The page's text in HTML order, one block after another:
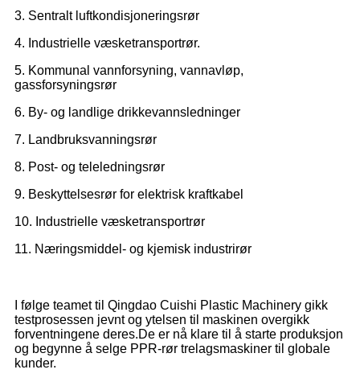
3. Sentralt luftkondisjoneringsrør
4. Industrielle væsketransportrør.
5. Kommunal vannforsyning, vannavløp,
gassforsyningsrør
6. By- og landlige drikkevannsledninger
7. Landbruksvanningsrør
8. Post- og teleledningsrør
9. Beskyttelsesrør for elektrisk kraftkabel
10. Industrielle væsketransportrør
11. Næringsmiddel- og kjemisk industrirør
I følge teamet til Qingdao Cuishi Plastic Machinery gikk
testprosessen jevnt og ytelsen til maskinen overgikk
forventningene deres.De er nå klare til å starte produksjon
og begynne å selge PPR-rør trelagsmaskiner til globale
kunder.